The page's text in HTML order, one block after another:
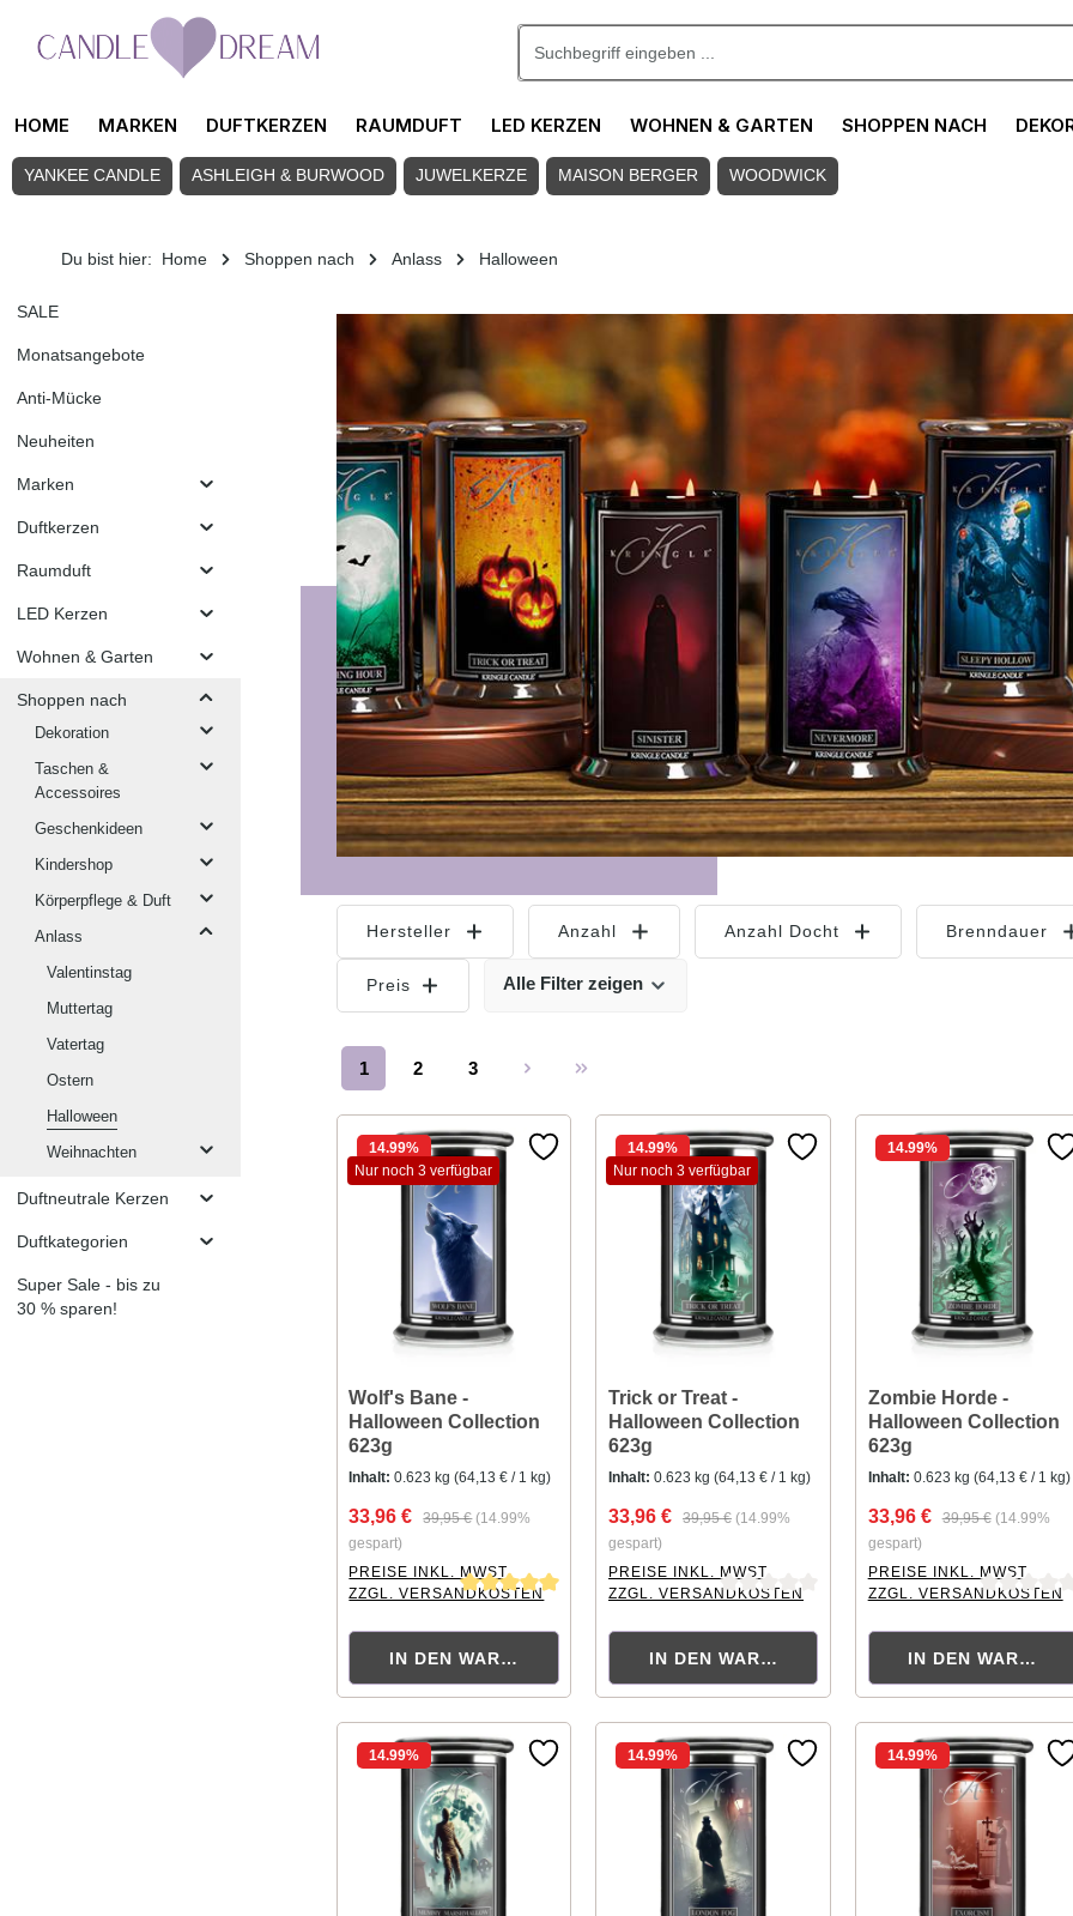
Zum Hauptinhalt springen
HOME MARKEN DUFTKERZEN RAUMDUFT LED KERZEN WOHNEN & GARTEN SHOPPEN NACH
YANKEE CANDLE ASHLEIGH & BURWOOD JUWELKERZE MAISON BERGER WOODWICK
Du bist hier: Home Shoppen nach Anlass Halloween
SALE
Monatsangebote
Anti-Mücke
Neuheiten
Marken
Duftkerzen
Raumduft
LED Kerzen
Wohnen & Garten
Shoppen nach
Dekoration
Taschen &
Accessoires
Geschenkideen
Kindershop
Körperpflege & Duft
Anlass
Valentinstag
Muttertag
Vatertag
Ostern
Halloween
Weihnachten
Duftneutrale Kerzen
Duftkategorien
Super Sale - bis zu
30 % sparen!
Hersteller Anzahl Anzahl Docht Brenndauer
Preis Alle Filter zeigen
Seite
1
Seite
2
Seite
3
Nur noch 3 verfügbar
14.99%
Wolf's Bane -
Halloween Collection
623g
Inhalt:0.623 kg(64,13 € / 1 kg)
33,96 € 39,95 € (14.99%
gespart)
PREISE INKL. MWST.
ZZGL. VERSANDKOSTEN
IN DEN WARENKORB
Nur noch 3 verfügbar
14.99%
Trick or Treat -
Halloween Collection
623g
Inhalt:0.623 kg(64,13 € / 1 kg)
33,96 € 39,95 € (14.99%
gespart)
PREISE INKL. MWST.
ZZGL. VERSANDKOSTEN
IN DEN WARENKORB
14.99%
Zombie Horde -
Halloween Collection
623g
Inhalt: 0.623 kg (64,13 € / 1 kg)
33,96 € 39,95 € (14.99%
gespart)
PREISE INKL. MWST.
ZZGL. VERSANDKOSTEN
IN DEN
14.99% 14.99% 14.99%